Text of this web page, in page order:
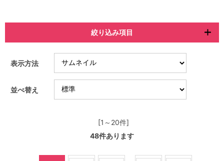
絞り込み項目
表示方法
並べ替え
[1～20件]
48件あります